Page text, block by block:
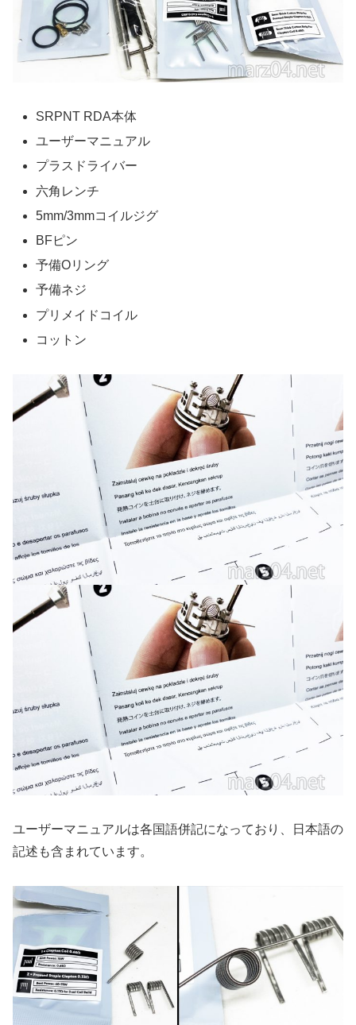
SRPNT RDA本体
ユーザーマニュアル
プラスドライバー
六角レンチ
5mm/3mmコイルジグ
BFピン
予備Oリング
予備ネジ
プリメイドコイル
コットン
ユーザーマニュアルは各国語併記になっており、日本語の
記述も含まれています。